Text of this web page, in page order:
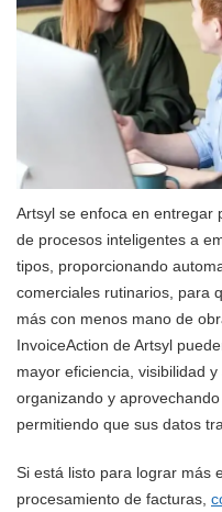
Artsyl se enfoca en entregar
de procesos inteligentes a
tipos, proporcionando
comerciales rutinarios, para
más con menos mano de
InvoiceAction de Artsyl
mayor eficiencia, visibilidad
organizando y
permitiendo que sus datos
Si está listo para lograr más
procesamiento de facturas,